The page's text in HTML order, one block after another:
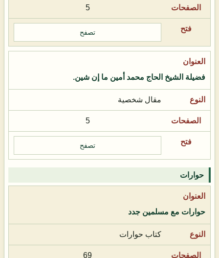
5
تصفح
فضيلة الشيخ الحاج محمد أمين ما إن شين.
مقال شخصية
5
تصفح
حوارات
حوارات مع مسلمين جدد
كتاب حوارات
69